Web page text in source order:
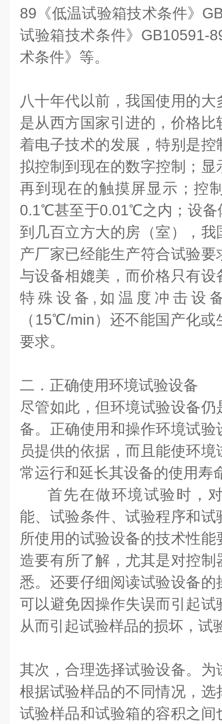
89 《低温试验箱技术条件》
试验箱技术条件》 GB10591-
术条件》等。
八十年代以前，我国使用的
是从西方国家引进的，价格
着电子技术的发展，特别是
拟控制到现在的数字控制；
再到现在的触摸屏显示；控
0.1℃甚至于0.01℃之内；设
到几百立方大的房（室），
产厂家已经能生产符合试验
与设备相媲美，而价格只有
特殊设备 , 如温度冲击设
（ 15℃/min）还不能国产化
要求。
二．正确使用环境试验设备
尽管如此，但环境试验设备
备。正确使用和操作环境试
员提供的依据，而且能使环
常运行和延长其设备的使用寿
首先在做环境试验时，
能、试验条件、试验程序和
所使用的试验设备的技术性
造要有所了解，尤其是对控
悉。还要仔细阅读试验设备
可以避免因操作失误而引起
从而引起试验样品的损坏，试
其次，合理选择试验设备。
根据试验样品的不同情况，
试验样品和试验箱的容积之